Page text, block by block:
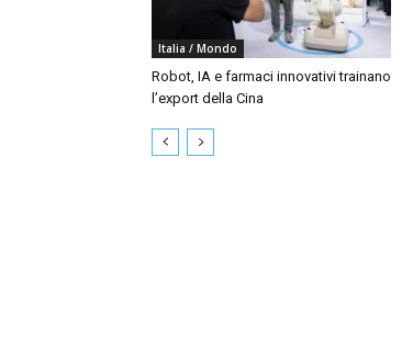
Italia / Mondo
Robot, IA e farmaci innovativi trainano
l’export della Cina